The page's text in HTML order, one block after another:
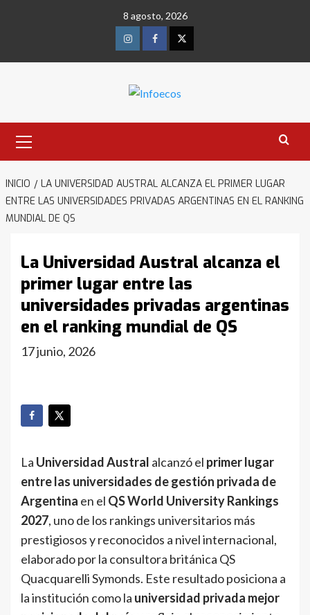
8 agosto, 2026
InstagramFacebookTwitter
primario
INICIO
LA UNIVERSIDAD AUSTRAL ALCANZA EL PRIMER LUGAR
ENTRE LAS UNIVERSIDADES PRIVADAS ARGENTINAS EN EL RANKING
MUNDIAL DE QS
La Universidad Austral alcanza el
primer lugar entre las
universidades privadas argentinas
en el ranking mundial de QS
17 junio, 2026
La Universidad Austral alcanzó el primer lugar
entre las universidades de gestión privada de
Argentina en el QS World University Rankings
2027, uno de los rankings universitarios más
prestigiosos y reconocidos a nivel internacional,
elaborado por la consultora británica QS
Quacquarelli Symonds. Este resultado posiciona a
la institución como la universidad privada mejor